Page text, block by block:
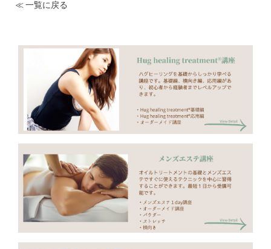
≪ 一覧に戻る